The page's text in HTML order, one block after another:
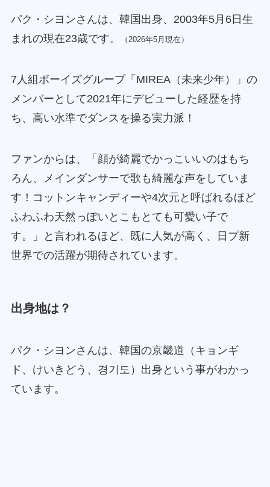
パク・シヨンさんは、韓国出身、2003年5月6日生
まれの現在23歳です。
（2026年5月現在）
7人組ボーイズグループ「MIREA（未来少年）」の
メンバーとして2021年にデビューした経歴を持
ち、高い水準でダンスを操る実力派！
ファンからは、「顔が綺麗でかっこいいのはもち
ろん、メインダンサーで歌も綺麗な声をしていま
す！コットンキャンディーや4次元と呼ばれるほど
ふわふわ天然っぽいとこもとても可愛い子で
す。」と言われるほど、既に人気が高く、日プ新
世界での活躍が期待されています。
出身地は？
パク・シヨンさんは、韓国の京畿道（キョンギ
ド、けいきどう、경기도）出身という事がわかっ
ています。